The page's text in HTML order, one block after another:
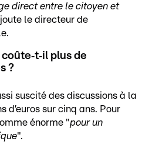
direct entre le citoyen et
le directeur de
plus de
?
suscité des discussions à la
d’euros sur cinq ans. Pour
énorme "pour un
".